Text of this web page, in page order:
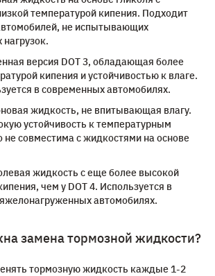
температурой кипения. Подходит
не испытывающих
версия DOT 3, обладающая более
кипения и устойчивостью к влаге.
в современных автомобилях.
жидкость, не впитывающая влагу.
устойчивость к температурным
не совместима с жидкостями на основе
жидкость с еще более высокой
чем у DOT 4. Используется в
автомобилях.
замена тормозной жидкости?
тормозную жидкость каждые 1-2